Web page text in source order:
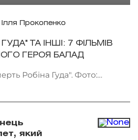
Ілля Прокопенко
ТА ІНШІ: 7 ФІЛЬМІВ
ГЕРОЯ БАЛАД
Робіна Гуда". Фото:
який